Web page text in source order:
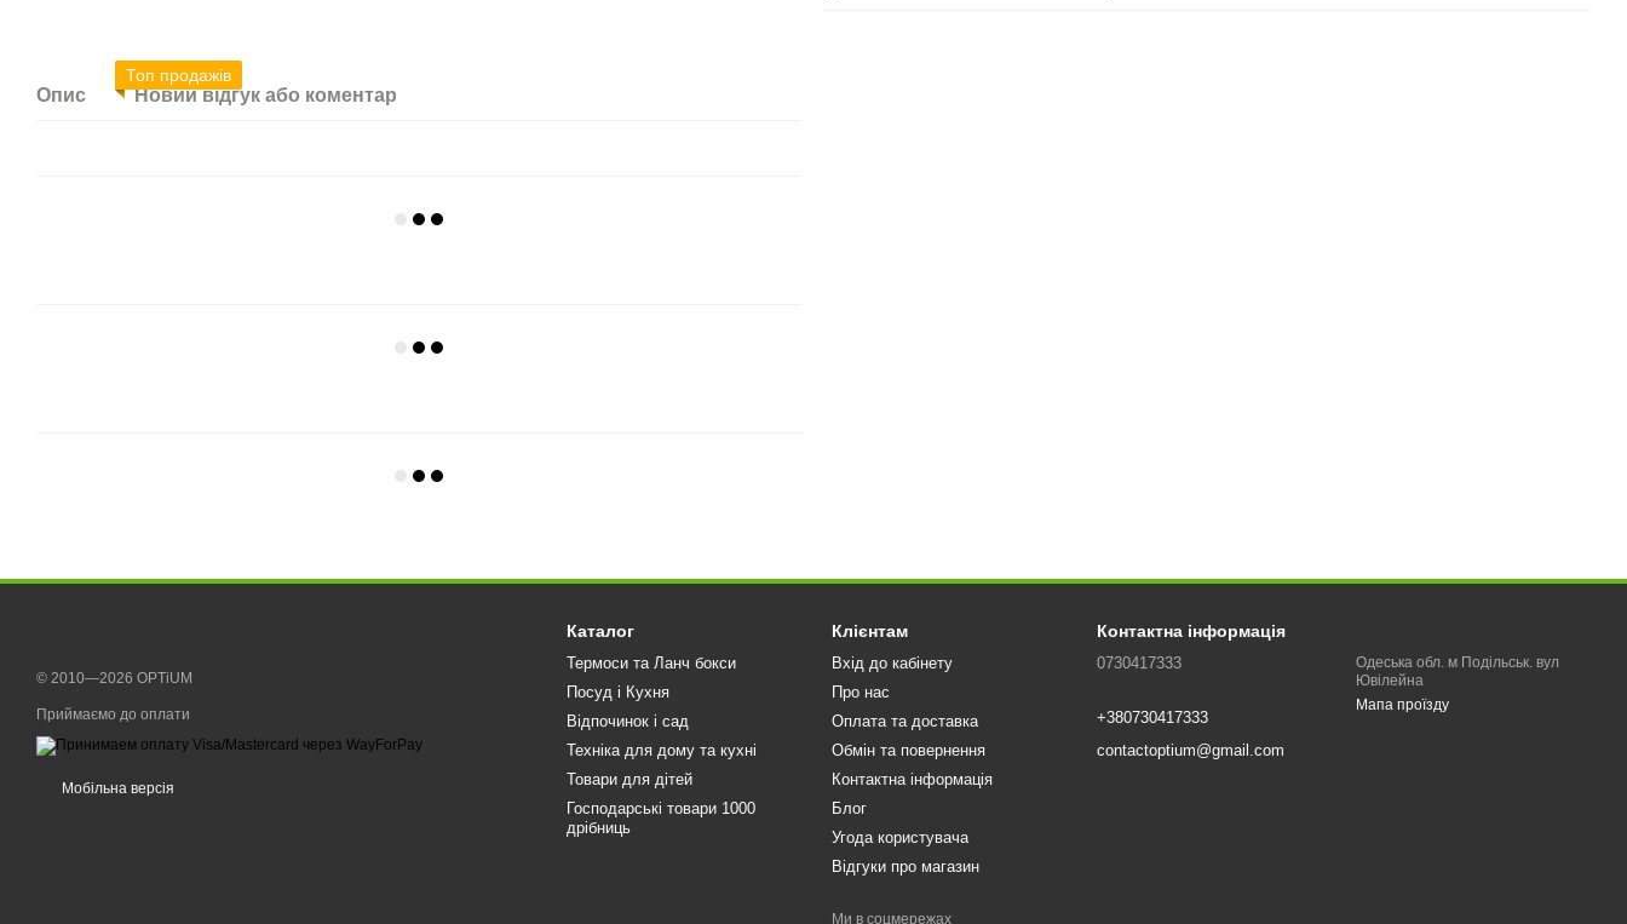
Топ продажів
Опис Новий відгук або коментар
© 2010—2026 OPTiUM
Приймаємо до оплати
Мобільна версія
Каталог
Термоси та Ланч бокси
Посуд і Кухня
Відпочинок і сад
Техніка для дому та кухні
Товари для дітей
Господарські товари 1000
дрібниць
Клієнтам
Вхід до кабінету
Про нас
Оплата та доставка
Обмін та повернення
Контактна інформація
Блог
Угода користувача
Відгуки про магазин
Ми в соцмережах
Контактна інформація
0730417333
+380730417333
contactoptium@gmail.com
Одеська обл. м Подільськ. вул
Ювілейна
Мапа проїзду